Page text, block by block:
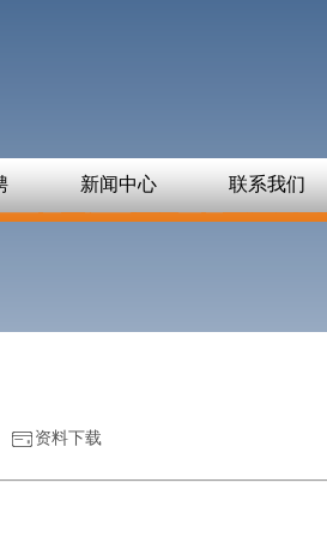
新闻中心 联系我们
资料下载